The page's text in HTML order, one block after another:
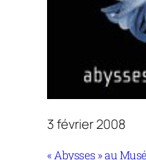
3 février 2008
« Abysses » au